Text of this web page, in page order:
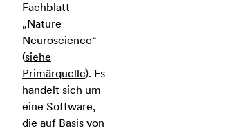
Fachblatt
„Nature
Neuroscience“
(siehe
Primärquelle). Es
handelt sich um
eine Software,
die auf Basis von